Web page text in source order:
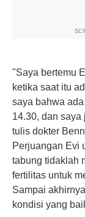
"Saya bertemu
ketika saat itu
saya bahwa
14.30, dan
tulis dokter
Perjuangan Evi
tabung tidaklah
fertilitas untuk
Sampai
kondisi yang